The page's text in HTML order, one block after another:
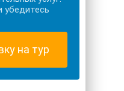
убедитесь
на тур